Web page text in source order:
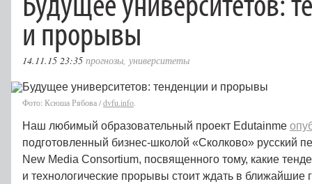
и прорывы
14.11.15 23:35 прогнозы университеты
Фото: Ксюша Рябова /dvfu.info
Наш любимый образовательный проект Edutainme
подготовленный бизнес-школой «Сколково» русский
New Media Consortium, посвященного тому, какие
и технологические прорывы стоит ждать в